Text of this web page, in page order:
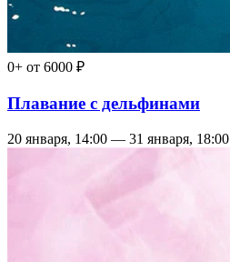
0+ от 6000 ₽
Плавание с дельфинами
20 января, 14:00 — 31 января, 18:00